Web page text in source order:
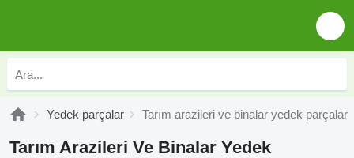
Yedek parçalar Tarım arazileri ve binalar yedek parçalar
Tarım Arazileri Ve Binalar Yedek